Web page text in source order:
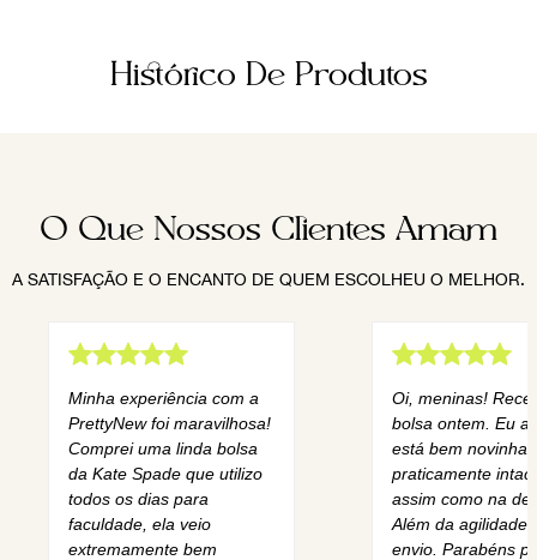
Histórico De Produtos
O Que Nossos Clientes Amam
A SATISFAÇÃO E O ENCANTO DE QUEM ESCOLHEU O MELHOR.
Minha experiência com a
PrettyNew foi maravilhosa!
Comprei uma linda bolsa
da Kate Spade que utilizo
todos os dias para
faculdade, ela veio
extremamente bem
Oi, meninas!
bolsa ontem. Eu
está bem novinha,
praticamente
assim como na
Além da agilidade
envio. Parabéns